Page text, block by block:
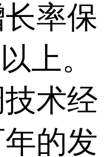
率保
上。
术经
的发